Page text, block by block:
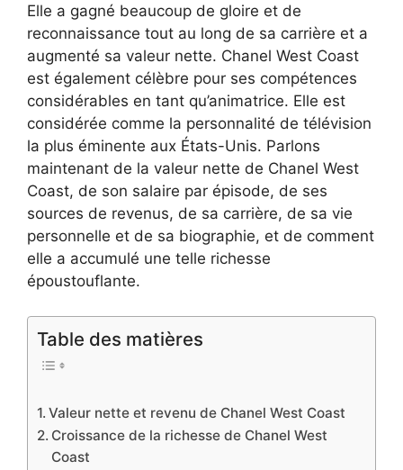
Elle a gagné beaucoup de gloire et de
reconnaissance tout au long de sa carrière et a
augmenté sa valeur nette. Chanel West Coast
est également célèbre pour ses compétences
considérables en tant qu’animatrice. Elle est
considérée comme la personnalité de télévision
la plus éminente aux États-Unis. Parlons
maintenant de la valeur nette de Chanel West
Coast, de son salaire par épisode, de ses
sources de revenus, de sa carrière, de sa vie
personnelle et de sa biographie, et de comment
elle a accumulé une telle richesse
époustouflante.
Table des matières
Valeur nette et revenu de Chanel West Coast
Croissance de la richesse de Chanel West
Coast